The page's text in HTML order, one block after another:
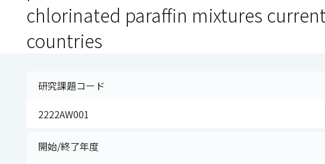
）
ます）
きます）
chlorinated paraffin mixtures
countries
研究課題コード
2222AW001
開始/終了年度